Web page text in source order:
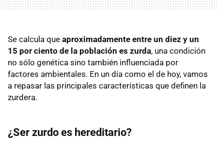
Se calcula que aproximadamente entre un diez y un
15 por ciento de la población es zurda, una condición
no sólo genética sino también influenciada por
factores ambientales. En un día como el de hoy, vamos
a repasar las principales características que definen la
zurdera.
¿Ser zurdo es hereditario?